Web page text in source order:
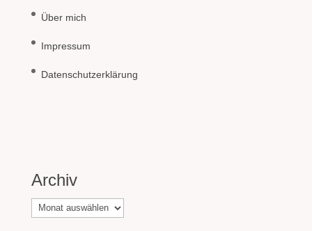
Über mich
Impressum
Datenschutzerklärung
Archiv
Archiv